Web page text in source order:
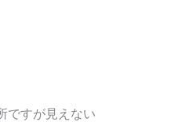
ですが見えない